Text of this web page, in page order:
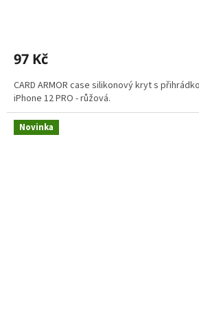
97 Kč
CARD ARMOR case silikonový kryt s
iPhone 12 PRO - růžová.
Novinka